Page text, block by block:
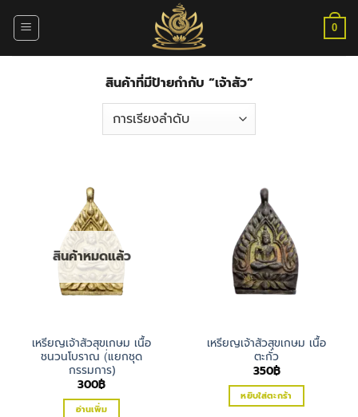
0
สินค้าที่มีป้ายกำกับ “เจ้าสัว”
สินค้าหมดแล้ว
เหรียญเจ้าสัวสุขเกษม เนื้อ
ชนวนโบราณ (่แยกชุด
กรรมการ)
300฿
อ่านเพิ่ม
เหรียญเจ้าสัวสุขเกษม เนื้อ
ตะกั่ว
350฿
หยิบใส่ตะกร้า